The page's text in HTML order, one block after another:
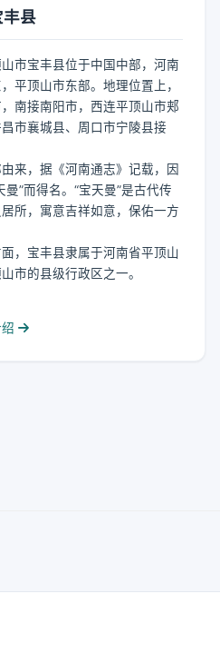
丰县
市宝丰县位于中国中部，河南
平顶山市东部。地理位置上，
南接南阳市，西连平顶山市郏
市襄城县、周口市宁陵县接
来，据《河南通志》记载，因
曼”而得名。“宝天曼”是古代传
所，寓意吉祥如意，保佑一方
，宝丰县隶属于河南省平顶山
市的县级行政区之一。